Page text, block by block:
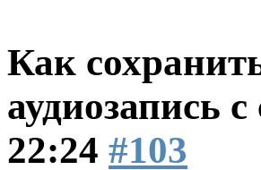
Как
аудиозапись
22:24 #103